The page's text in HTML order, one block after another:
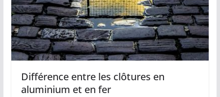
Différence entre les clôtures en
aluminium et en fer